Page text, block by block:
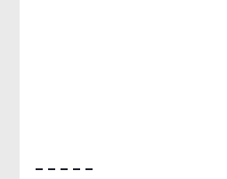
– – – – –